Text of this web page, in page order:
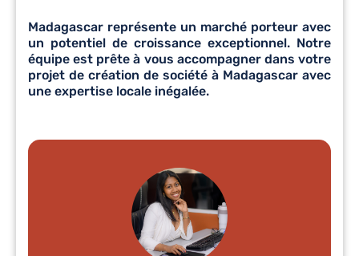
Madagascar représente un marché porteur avec
un potentiel de croissance exceptionnel. Notre
équipe est prête à vous accompagner dans votre
projet de création de société à Madagascar avec
une expertise locale inégalée.